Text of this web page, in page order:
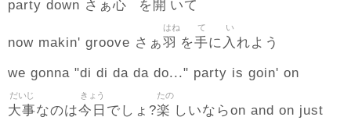
party down さぁ心 を 開 いて
now makin' groove さぁ羽
はね
を手
て
に 入
い
れよう
we gonna "di di da da do..." party is goin' on
大事
だいじ
なのは今日
きょう
でしょ?楽
たの
しいならon and on just